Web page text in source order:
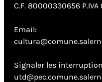
C.F. 80000330656
Email:
Signaler les